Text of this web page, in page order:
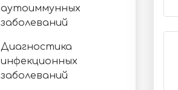
аутоиммунных
заболеваний
Диагностика
инфекционных
заболеваний